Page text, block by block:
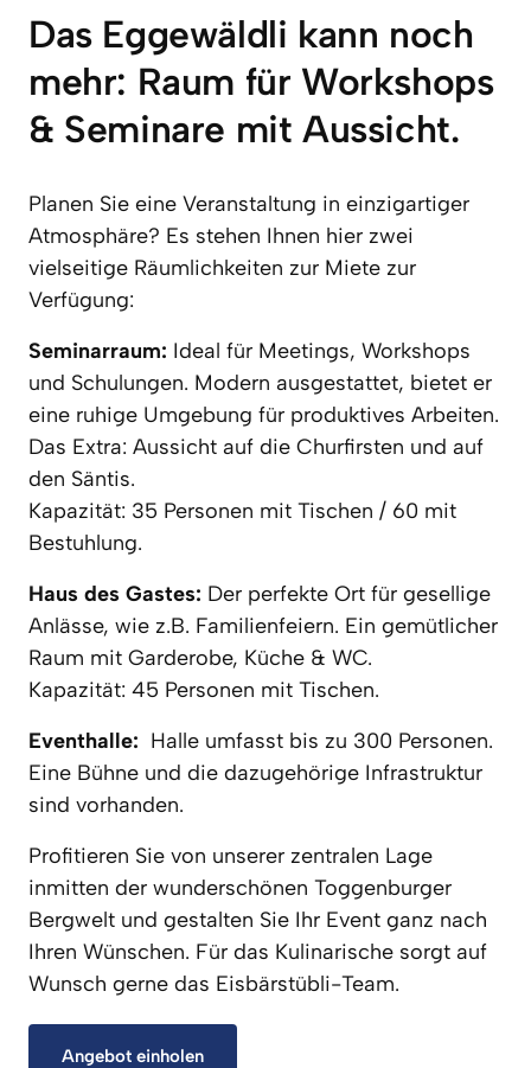
Das Eggewäldli kann noch
mehr: Raum für Workshops
& Seminare mit Aussicht.
Planen Sie eine Veranstaltung in einzigartiger
Atmosphäre? Es stehen Ihnen hier zwei
vielseitige Räumlichkeiten zur Miete zur
Verfügung:
Seminarraum: Ideal für Meetings, Workshops
und Schulungen. Modern ausgestattet, bietet er
eine ruhige Umgebung für produktives Arbeiten.
Das Extra: Aussicht auf die Churfirsten und auf
den Säntis.
Kapazität: 35 Personen mit Tischen / 60 mit
Bestuhlung.
Haus des Gastes: Der perfekte Ort für gesellige
Anlässe, wie z.B. Familienfeiern. Ein gemütlicher
Raum mit Garderobe, Küche & WC.
Kapazität: 45 Personen mit Tischen.
Eventhalle: Halle umfasst bis zu 300 Personen.
Eine Bühne und die dazugehörige Infrastruktur
sind vorhanden.
Profitieren Sie von unserer zentralen Lage
inmitten der wunderschönen Toggenburger
Bergwelt und gestalten Sie Ihr Event ganz nach
Ihren Wünschen. Für das Kulinarische sorgt auf
Wunsch gerne das Eisbärstübli-Team.
Angebot einholen